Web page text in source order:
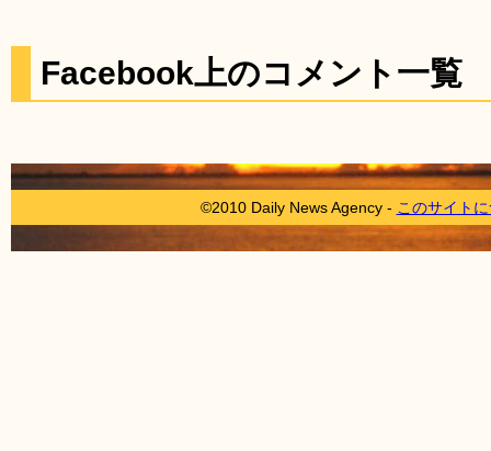
Facebook上のコメント一覧
©2010 Daily News Agency - このサイト